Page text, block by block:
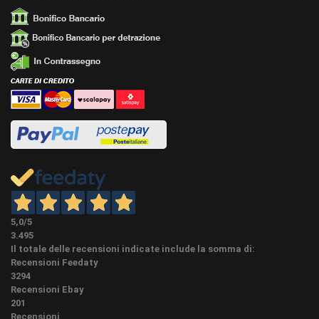
LUNGHEZZA
Nel legno massello di Ayous lunghezza aste
secondo la disponibilità del momento. (come
la metratura desiderata)
FINITURE
DIVERSE
Per finiture diverse, vedere a destra nel riquadro
"Seleziona qua sotto la finitura speciale"
Selezionare il colore prescelto o nel caso di
conclusione ordine potrete comunicare a vostro
piacimento tutti i colori della linea classica RAL o
colorazioni diverse tipo sikkens, ncs o pantone
oppure potremo verniciare a campione con
tempi indicati.
5,0/5
3.495
Il totale delle recensioni indicate include la somma di:
Recensioni Feedaty
3294
Recensioni Ebay
201
Recensioni